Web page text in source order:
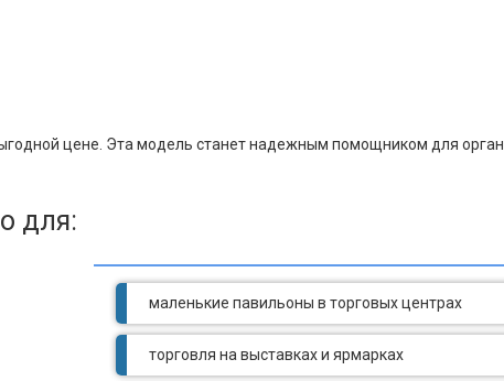
цене. Эта модель станет надежным помощником для
для:
маленькие павильоны в торговых центрах
торговля на выставках и ярмарках